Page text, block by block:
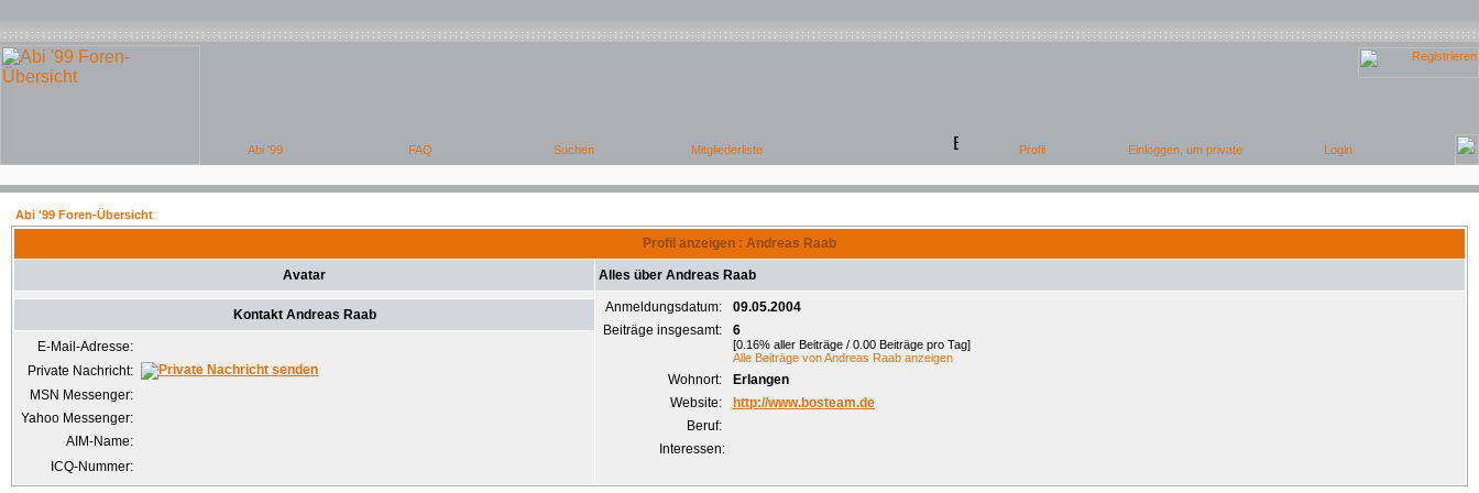
Abi '99 Foren-Übersicht
Profil anzeigen : Andreas Raab
Avatar Alles über Andreas Raab
Anmeldungsdatum:
09.05.2004
Beiträge insgesamt:
6
[0.16% aller Beiträge / 0.00 Beiträge pro Tag]
Alle Beiträge von Andreas Raab anzeigen
Wohnort:
Erlangen
Website:
http://www.bosteam.de
Beruf:
Interessen:
Kontakt Andreas Raab
E-Mail-Adresse:
Private Nachricht:
MSN Messenger:
Yahoo Messenger:
AIM-Name:
ICQ-Nummer: